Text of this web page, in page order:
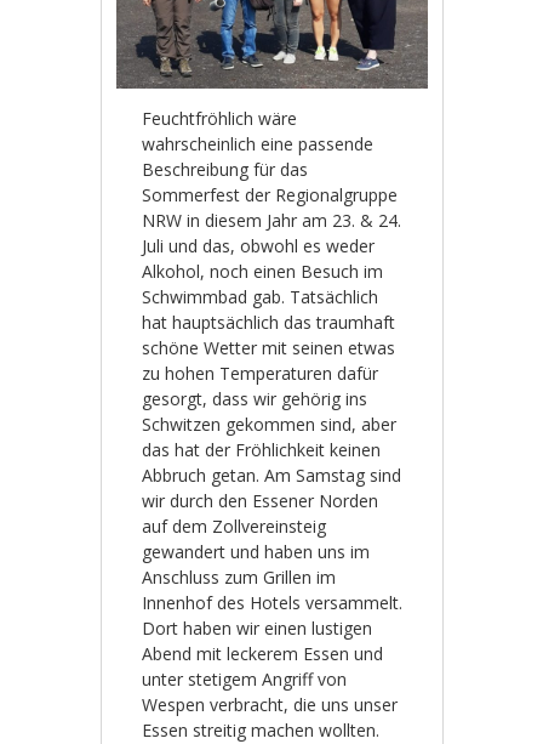
Feuchtfröhlich wäre
wahrscheinlich eine passende
Beschreibung für das
Sommerfest der Regionalgruppe
NRW in diesem Jahr am 23. & 24.
Juli und das, obwohl es weder
Alkohol, noch einen Besuch im
Schwimmbad gab. Tatsächlich
hat hauptsächlich das traumhaft
schöne Wetter mit seinen etwas
zu hohen Temperaturen dafür
gesorgt, dass wir gehörig ins
Schwitzen gekommen sind, aber
das hat der Fröhlichkeit keinen
Abbruch getan. Am Samstag sind
wir durch den Essener Norden
auf dem Zollvereinsteig
gewandert und haben uns im
Anschluss zum Grillen im
Innenhof des Hotels versammelt.
Dort haben wir einen lustigen
Abend mit leckerem Essen und
unter stetigem Angriff von
Wespen verbracht, die uns unser
Essen streitig machen wollten.